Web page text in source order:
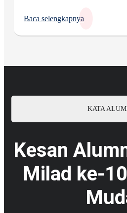
Baca selengkapnya
KATA
Kesan
Milad ke-